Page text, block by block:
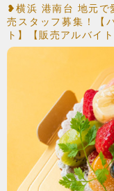
❥横浜 港南台 地元で
売スタッフ募集！【
ト】【販売アルバイト